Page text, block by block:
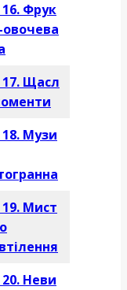
Фрук
овочева
Щасл
Музи
Мист
Неви